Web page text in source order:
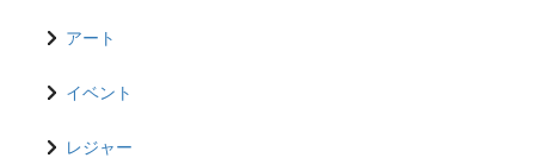
アート
イベント
レジャー